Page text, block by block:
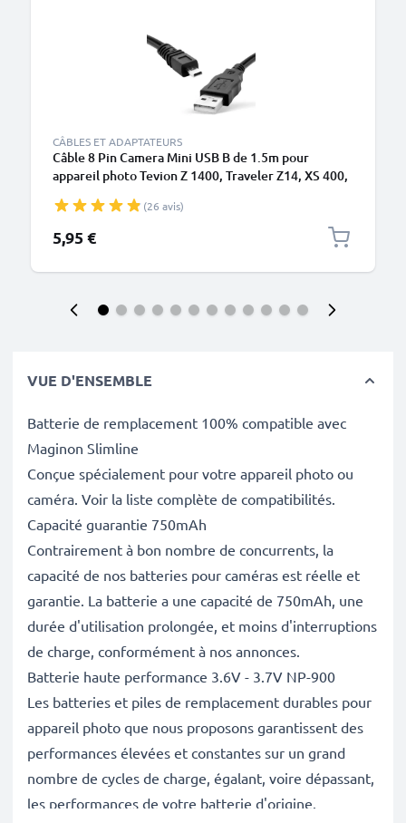
CÂBLES ET ADAPTATEURS
Câble 8 Pin Camera Mini USB B de 1.5m pour
appareil photo Tevion Z 1400, Traveler Z14, XS 400,
Action Sports HD1 transfert de données noir PVC
(26 avis)
5,95 €
VUE D'ENSEMBLE
Batterie de remplacement 100% compatible avec
Maginon Slimline
Conçue spécialement pour votre appareil photo ou
caméra. Voir la liste complète de compatibilités.
Capacité guarantie 750mAh
Contrairement à bon nombre de concurrents, la
capacité de nos batteries pour caméras est réelle et
garantie. La batterie a une capacité de 750mAh, une
durée d'utilisation prolongée, et moins d'interruptions
de charge, conformément à nos annonces.
Batterie haute performance 3.6V - 3.7V NP-900
Les batteries et piles de remplacement durables pour
appareil photo que nous proposons garantissent des
performances élevées et constantes sur un grand
nombre de cycles de charge, égalant, voire dépassant,
les performances de votre batterie d'origine.